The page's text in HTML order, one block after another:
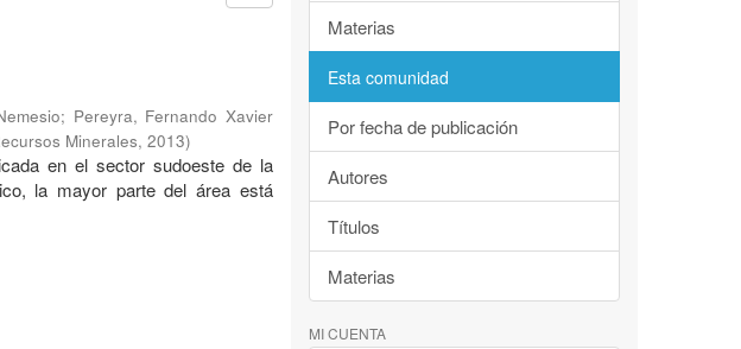
; Pereyra, Fernando Xavier
Minerales,2013)
en el sector sudoeste de la
la mayor parte del área está
Materias
Esta comunidad
Por fecha de publicación
Autores
Títulos
Materias
MI CUENTA